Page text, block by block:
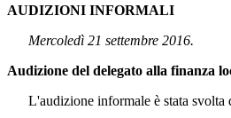
AUDIZIONI INFORMALI
Mercoledì 21 settembre 2016.
Audizione del delegato alla finanza
L'audizione informale è stata svolta